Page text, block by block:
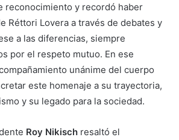
reconocimiento y recordó haber
Réttori Lovera a través de debates y
a las diferencias, siempre
por el respeto mutuo. En ese
unánime del cuerpo
este homenaje a su trayectoria,
y su legado para la sociedad.
Roy Nikisch resaltó el